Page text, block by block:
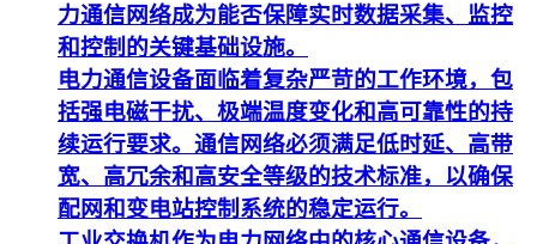
力通信网络成为能否保障实时数据采集、监控
和控制的关键基础设施。
电力通信设备面临着复杂严苛的工作环境，包
括强电磁干扰、极端温度变化和高可靠性的持
续运行要求。通信网络必须满足低时延、高带
宽、高冗余和高安全等级的技术标准，以确保
配网和变电站控制系统的稳定运行。